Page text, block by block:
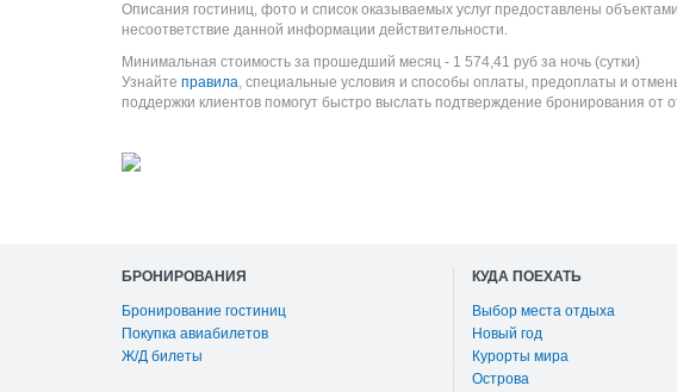
Описания гостиниц, фото и список оказываемых услуг предоставлены
несоответствие данной информации действительности.
Минимальная стоимость за прошедший месяц - 1 574,41 руб за ночь (сутки)
Узнайте правила, специальные условия и способы оплаты, предоплаты и
поддержки клиентов помогут быстро выслать подтверждение бронирования
БРОНИРОВАНИЯ
Бронирование гостиниц
Покупка авиабилетов
Ж/Д билеты
КУДА ПОЕХАТЬ
Выбор места отдыха
Новый год
Курорты мира
Острова